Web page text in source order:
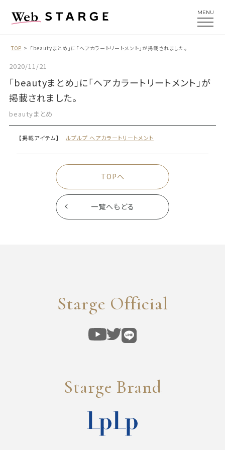
MENU
TOP 「beautyまとめ」に「ヘアカラートリートメント」が掲載されました。
2020/11/21
「beautyまとめ」に「ヘアカラートリートメント」が
掲載されました。
beautyまとめ
【掲載アイテム】 ルプルプ ヘアカラートリートメント
一覧へもどる
TOPへ
Starge Official
Starge Brand